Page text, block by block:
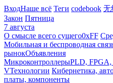
ВходНаше всё Теги codebook 无
Закон Пятница
7 августа
О смысле всего сущего0xFF
Мобильная и беспроводная
рынокОбъявления
МикроконтроллерыPLD, FPGA,
VТехнологии Кибернетика,
платы, компоненты